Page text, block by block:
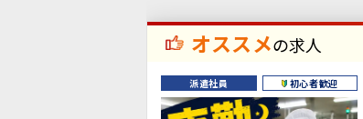
オススメの求人
派遣社員 初心者歓迎